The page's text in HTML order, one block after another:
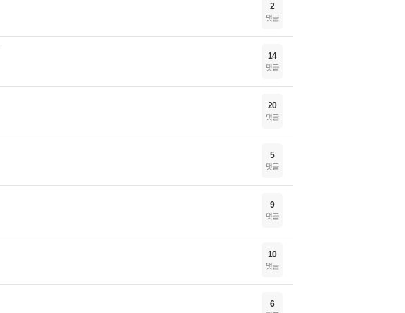
2
댓글
14
댓글
20
댓글
5
댓글
9
댓글
10
댓글
6